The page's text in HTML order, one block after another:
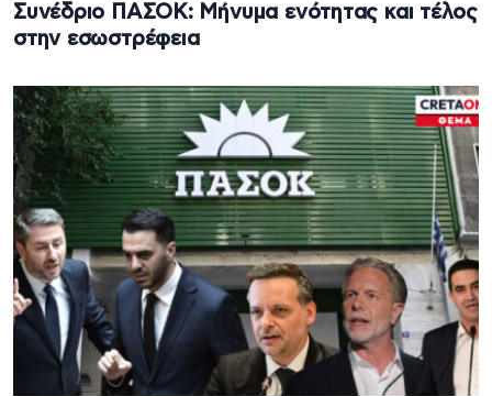
Συνέδριο ΠΑΣΟΚ: Μήνυμα ενότητας και τέλος
στην εσωστρέφεια